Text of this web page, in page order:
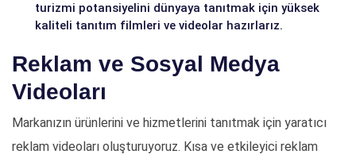
turizmi potansiyelini dünyaya tanıtmak için yüksek
kaliteli tanıtım filmleri ve videolar hazırlarız.
Reklam ve Sosyal Medya
Videoları
Markanızın ürünlerini ve hizmetlerini tanıtmak için yaratıcı
reklam videoları oluşturuyoruz. Kısa ve etkileyici reklam